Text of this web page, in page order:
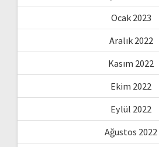
Ocak 2023
Aralık 2022
Kasım 2022
Ekim 2022
Eylül 2022
Ağustos 2022